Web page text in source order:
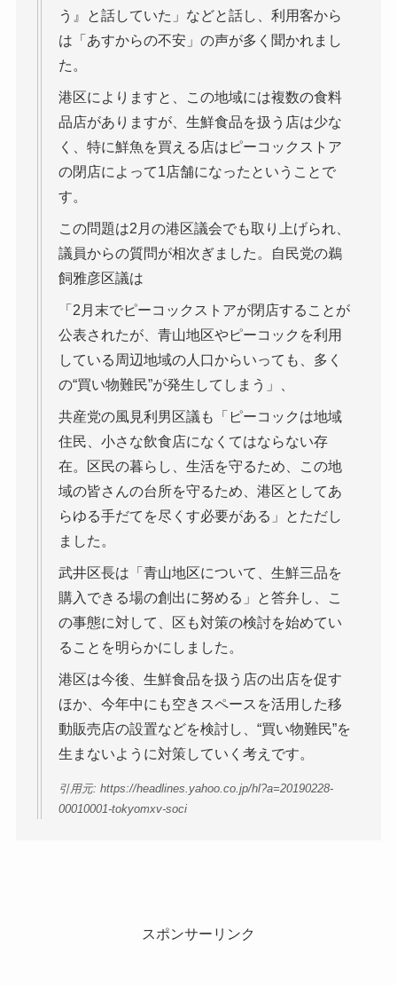
う』と話していた」などと話し、利用客から
は「あすからの不安」の声が多く聞かれまし
た。
港区によりますと、この地域には複数の食料
品店がありますが、生鮮食品を扱う店は少な
く、特に鮮魚を買える店はピーコックストア
の閉店によって1店舗になったということで
す。
この問題は2月の港区議会でも取り上げられ、
議員からの質問が相次ぎました。自民党の鵜
飼雅彦区議は
「2月末でピーコックストアが閉店することが
公表されたが、青山地区やピーコックを利用
している周辺地域の人口からいっても、多く
の“買い物難民”が発生してしまう」、
共産党の風見利男区議も「ピーコックは地域
住民、小さな飲食店になくてはならない存
在。区民の暮らし、生活を守るため、この地
域の皆さんの台所を守るため、港区としてあ
らゆる手だてを尽くす必要がある」とただし
ました。
武井区長は「青山地区について、生鮮三品を
購入できる場の創出に努める」と答弁し、こ
の事態に対して、区も対策の検討を始めてい
ることを明らかにしました。
港区は今後、生鮮食品を扱う店の出店を促す
ほか、今年中にも空きスペースを活用した移
動販売店の設置などを検討し、“買い物難民”を
生まないように対策していく考えです。
引用元: https://headlines.yahoo.co.jp/hl?a=20190228-
00010001-tokyomxv-soci
スポンサーリンク